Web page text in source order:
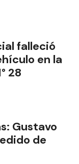
falleció
en la
28
Gustavo
de